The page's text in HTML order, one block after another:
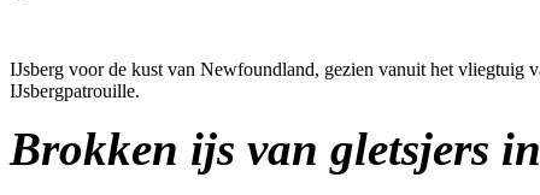
IJsberg voor de kust van Newfoundland, gezien vanuit het vliegtuig
IJsbergpatrouille.
Brokken ijs van gletsjers